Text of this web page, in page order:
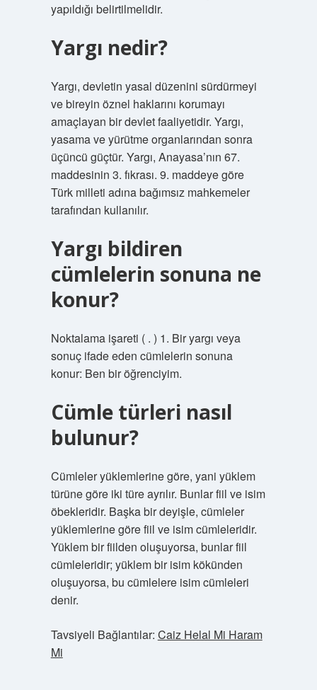
yapıldığı belirtilmelidir.
Yargı nedir?
Yargı, devletin yasal düzenini sürdürmeyi
ve bireyin öznel haklarını korumayı
amaçlayan bir devlet faaliyetidir. Yargı,
yasama ve yürütme organlarından sonra
üçüncü güçtür. Yargı, Anayasa’nın 67.
maddesinin 3. fıkrası. 9. maddeye göre
Türk milleti adına bağımsız mahkemeler
tarafından kullanılır.
Yargı bildiren
cümlelerin sonuna ne
konur?
Noktalama işareti ( . ) 1. Bir yargı veya
sonuç ifade eden cümlelerin sonuna
konur: Ben bir öğrenciyim.
Cümle türleri nasıl
bulunur?
Cümleler yüklemlerine göre, yani yüklem
türüne göre iki türe ayrılır. Bunlar fiil ve isim
öbekleridir. Başka bir deyişle, cümleler
yüklemlerine göre fiil ve isim cümleleridir.
Yüklem bir fiilden oluşuyorsa, bunlar fiil
cümleleridir; yüklem bir isim kökünden
oluşuyorsa, bu cümlelere isim cümleleri
denir.
Tavsiyeli Bağlantılar: Caiz Helal Mi Haram
Mi